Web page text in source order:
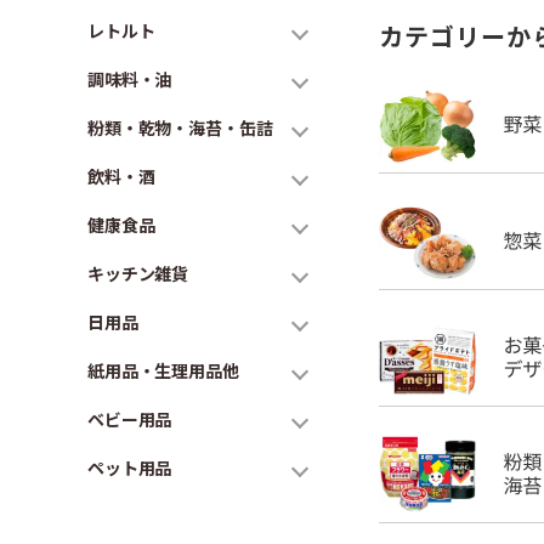
レトルト
調味料・油
粉類・乾物・海苔・缶詰
飲料・酒
健康食品
キッチン雑貨
日用品
紙用品・生理用品他
ベビー用品
ペット用品
カテゴリーか